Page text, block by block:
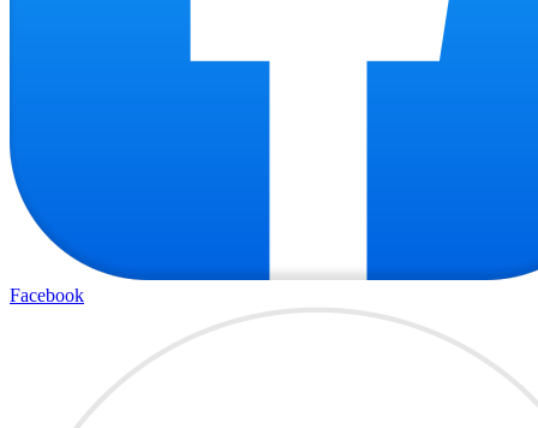
Facebook